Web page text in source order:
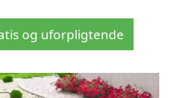
og uforpligtende